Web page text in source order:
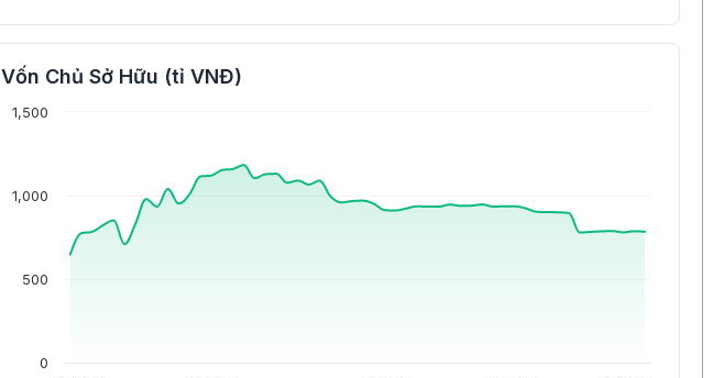
Vốn Chủ Sở Hữu (tỉ VNĐ)
0
500
1,000
1,500